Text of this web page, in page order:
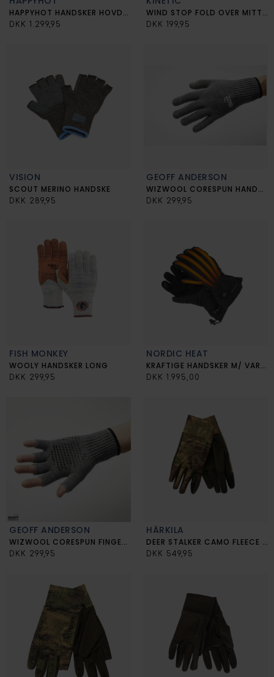
HAPPYHOT HANDSKER HOVDEN
DKK 1.299,95
WIND STOP FOLD OVER MITTEN
DKK 199,95
VISION
SCOUT MERINO HANDSKE
DKK 289,95
GEOFF ANDERSON
WIZWOOL CORESPUN HANDSKER
DKK 299,95
FISH MONKEY
WOOLY HANDSKER LONG
DKK 299,95
NORDIC HEAT
KRAFTIGE HANDSKER M/ VARME
DKK 1.995,00
GEOFF ANDERSON
WIZWOOL CORESPUN FINGERLESS
DKK 299,95
HÄRKILA
DEER STALKER CAMO FLEECE HANDSKER
DKK 549,95